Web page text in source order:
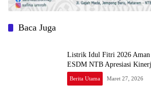
Baca Juga
Listrik Idul Fitri 2026 Aman
ESDM NTB Apresiasi
Berita Utama Maret 27, 2026